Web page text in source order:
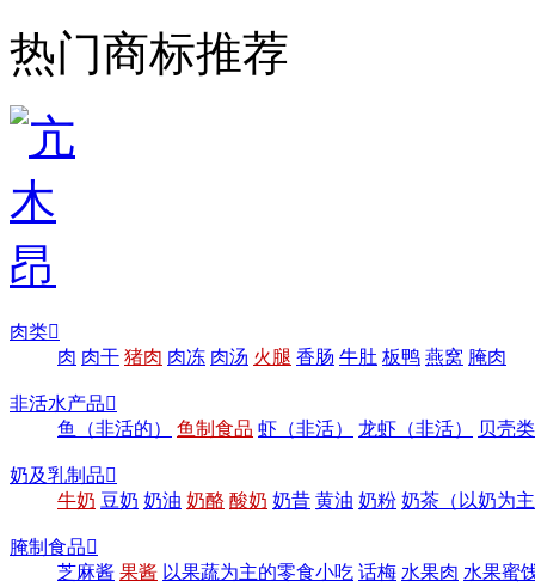
热门商标推荐
肉类
肉 肉干 猪肉 肉冻 肉汤 火腿 香肠 牛肚 板鸭 燕窝 腌肉
非活水产品
鱼（非活的）
鱼制食品 虾（非活） 龙虾（非活） 贝壳
奶及乳制品
牛奶 豆奶 奶油 奶酪 酸奶 奶昔 黄油 奶粉 奶茶（以奶为
腌制食品
芝麻酱 果酱 以果蔬为主的零食小吃 话梅 水果肉 水果蜜